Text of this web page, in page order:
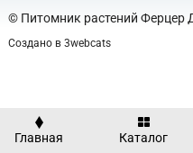
© Питомник растений Ферцер
Создано в 3webcats
Главная Каталог